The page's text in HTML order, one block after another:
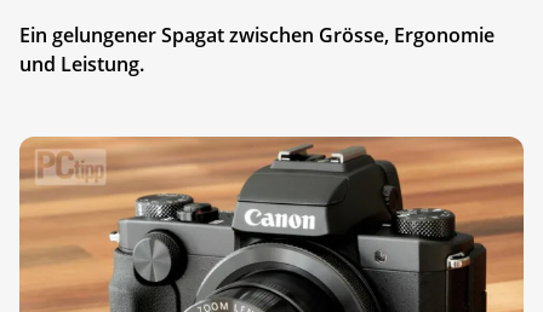
Ein gelungener Spagat zwischen Grösse, Ergonomie
und Leistung.